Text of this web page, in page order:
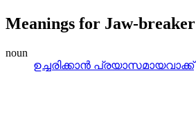
Meanings for Jaw-breaker
noun
ഉച്ചരിക്കാന്‍ പ്രയാസമായവാക്ക്